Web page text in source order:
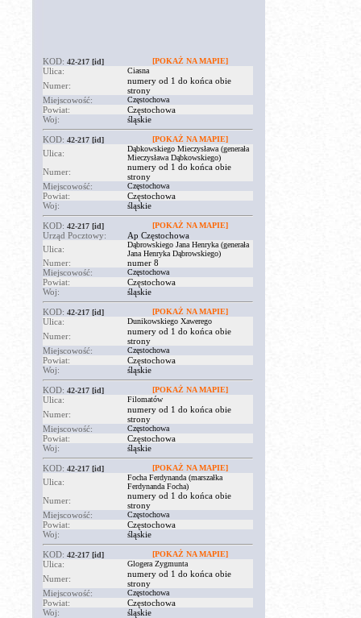
KOD: 42-217 [id] [POKAŻ NA MAPIE]
Ulica: Ciasna
Numer:
numery od 1 do końca obie
strony
Miejscowość:
Częstochowa
Powiat:
Częstochowa
Woj:
śląskie
KOD: 42-217 [id] [POKAŻ NA MAPIE]
Ulica:
Dąbkowskiego Mieczysława (generała
Mieczysława Dąbkowskiego)
Numer:
numery od 1 do końca obie
strony
Miejscowość:
Częstochowa
Powiat:
Częstochowa
Woj:
śląskie
KOD: 42-217 [id] [POKAŻ NA MAPIE]
Urząd Pocztowy:
Ap Częstochowa
Ulica:
Dąbrowskiego Jana Henryka (generała
Jana Henryka Dąbrowskiego)
Numer:
numer 8
Miejscowość:
Częstochowa
Powiat:
Częstochowa
Woj:
śląskie
KOD: 42-217 [id] [POKAŻ NA MAPIE]
Ulica: Dunikowskiego Xawerego
Numer:
numery od 1 do końca obie
strony
Miejscowość:
Częstochowa
Powiat:
Częstochowa
Woj:
śląskie
KOD: 42-217 [id] [POKAŻ NA MAPIE]
Ulica: Filomatów
Numer:
numery od 1 do końca obie
strony
Miejscowość:
Częstochowa
Powiat:
Częstochowa
Woj:
śląskie
KOD: 42-217 [id] [POKAŻ NA MAPIE]
Ulica:
Focha Ferdynanda (marszałka
Ferdynanda Focha)
Numer:
numery od 1 do końca obie
strony
Miejscowość:
Częstochowa
Powiat:
Częstochowa
Woj:
śląskie
KOD: 42-217 [id] [POKAŻ NA MAPIE]
Ulica: Glogera Zygmunta
Numer:
numery od 1 do końca obie
strony
Miejscowość:
Częstochowa
Powiat:
Częstochowa
Woj:
śląskie